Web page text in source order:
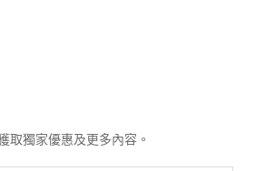
取獨家優惠及更多內容。